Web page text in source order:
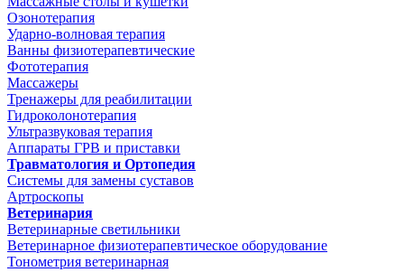
Озонотерапия
Ударно-волновая терапия
Ванны физиотерапевтические
Фототерапия
Массажеры
Тренажеры для реабилитации
Гидроколонотерапия
Ультразвуковая терапия
Аппараты ГРВ и приставки
Травматология и Ортопедия
Системы для замены суставов
Артроскопы
Ветеринария
Ветеринарные светильники
Ветеринарное физиотерапевтическое оборудование
Тонометрия ветеринарная